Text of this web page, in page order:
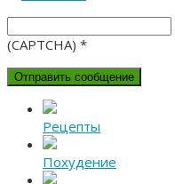
(CAPTCHA) *
Рецепты
Похудение